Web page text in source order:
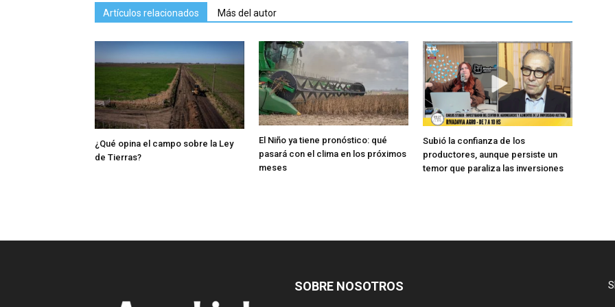
Artículos relacionados Más del autor
¿Qué opina el campo sobre la Ley
de Tierras?
El Niño ya tiene pronóstico: qué
pasará con el clima en los próximos
meses
Subió la confianza de los
productores, aunque persiste un
temor que paraliza las inversiones
SOBRE NOSOTROS